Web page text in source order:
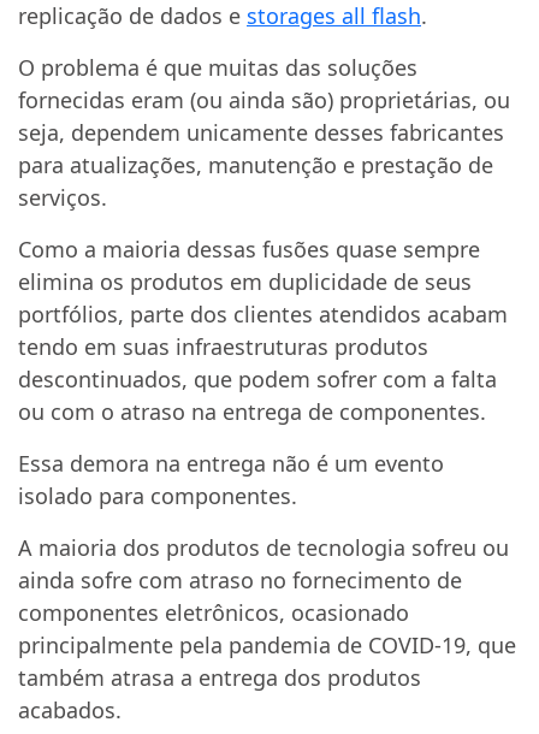
replicação de dados e storages all flash.
O problema é que muitas das soluções
fornecidas eram (ou ainda são) proprietárias, ou
seja, dependem unicamente desses fabricantes
para atualizações, manutenção e prestação de
serviços.
Como a maioria dessas fusões quase sempre
elimina os produtos em duplicidade de seus
portfólios, parte dos clientes atendidos acabam
tendo em suas infraestruturas produtos
descontinuados, que podem sofrer com a falta
ou com o atraso na entrega de componentes.
Essa demora na entrega não é um evento
isolado para componentes.
A maioria dos produtos de tecnologia sofreu ou
ainda sofre com atraso no fornecimento de
componentes eletrônicos, ocasionado
principalmente pela pandemia de COVID-19, que
também atrasa a entrega dos produtos
acabados.